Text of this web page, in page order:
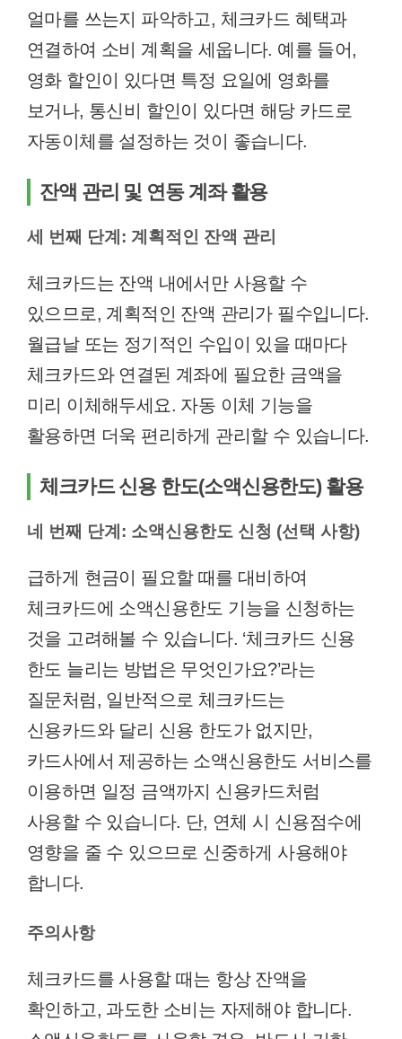
얼마를 쓰는지 파악하고, 체크카드 혜택과
연결하여 소비 계획을 세웁니다. 예를 들어,
영화 할인이 있다면 특정 요일에 영화를
보거나, 통신비 할인이 있다면 해당 카드로
자동이체를 설정하는 것이 좋습니다.
잔액 관리 및 연동 계좌 활용
세 번째 단계: 계획적인 잔액 관리
체크카드는 잔액 내에서만 사용할 수
있으므로, 계획적인 잔액 관리가 필수입니다.
월급날 또는 정기적인 수입이 있을 때마다
체크카드와 연결된 계좌에 필요한 금액을
미리 이체해두세요. 자동 이체 기능을
활용하면 더욱 편리하게 관리할 수 있습니다.
체크카드 신용 한도(소액신용한도) 활용
네 번째 단계: 소액신용한도 신청 (선택 사항)
급하게 현금이 필요할 때를 대비하여
체크카드에 소액신용한도 기능을 신청하는
것을 고려해볼 수 있습니다. ‘체크카드 신용
한도 늘리는 방법은 무엇인가요?’라는
질문처럼, 일반적으로 체크카드는
신용카드와 달리 신용 한도가 없지만,
카드사에서 제공하는 소액신용한도 서비스를
이용하면 일정 금액까지 신용카드처럼
사용할 수 있습니다. 단, 연체 시 신용점수에
영향을 줄 수 있으므로 신중하게 사용해야
합니다.
주의사항
체크카드를 사용할 때는 항상 잔액을
확인하고, 과도한 소비는 자제해야 합니다.